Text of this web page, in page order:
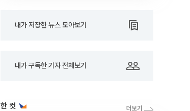
내가 저장한 뉴스 모아보기
내가 구독한 기자 전체보기
한 컷